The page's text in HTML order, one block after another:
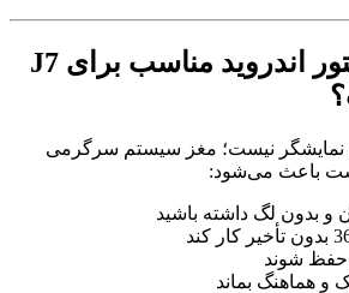
چرا انتخاب مانیتور اندروید مناسب برای J7
نمایشگر نیست؛ مغز سیستم سرگرمی
باعث می‌شود:
و بدون لگ داشته باشید
حفظ شوند
و هماهنگ بماند